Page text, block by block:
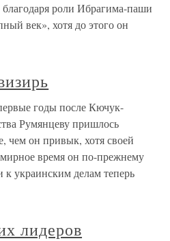
роли Ибрагима-паши
век», хотя до этого он
годы после Кючук-
Румянцеву пришлось
чем он привык, хотя своей
время он по-прежнему
украинским делам теперь
лидеров